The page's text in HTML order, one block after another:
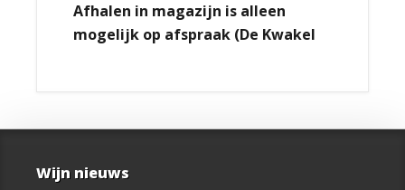
Afhalen in magazijn is alleen
mogelijk op afspraak (De Kwakel
Wijn nieuws